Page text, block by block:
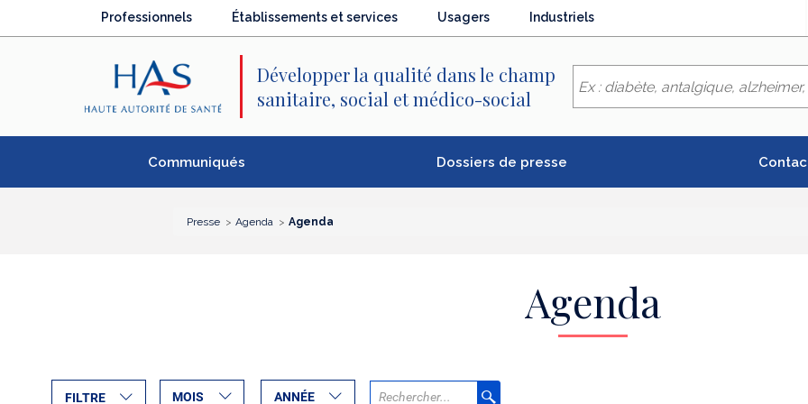
Professionnels Établissements et services Usagers Industriels
Développer la qualité dans le champ
sanitaire, social et médico-social
Communiqués Dossiers de presse
Presse Agenda Agenda
Agenda
MOIS ANNÉE
FILTRE